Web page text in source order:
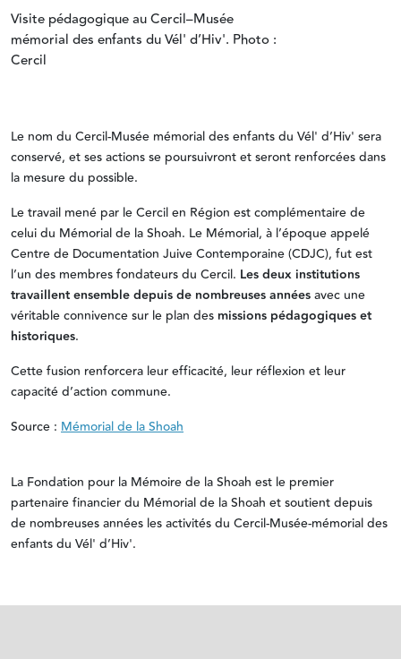
Visite pédagogique au Cercil–Musée
mémorial des enfants du Vél' d’Hiv'. Photo :
Cercil
Le nom du Cercil-Musée mémorial des enfants du Vél' d’Hiv' sera
conservé, et ses actions se poursuivront et seront renforcées dans
la mesure du possible.
Le travail mené par le Cercil en Région est complémentaire de
celui du Mémorial de la Shoah. Le Mémorial, à l’époque appelé
Centre de Documentation Juive Contemporaine (CDJC), fut est
l’un des membres fondateurs du Cercil. Les deux institutions
travaillent ensemble depuis de nombreuses annéesavec une
véritable connivence sur le plan desmissions pédagogiques et
historiques.
Cette fusion renforcera leur efficacité, leur réflexion et leur
capacité d’action commune.
Source : Mémorial de la Shoah
La Fondation pour la Mémoire de la Shoah est le premier
partenaire financier du Mémorial de la Shoah et soutient depuis
de nombreuses années les activités du Cercil-Musée-mémorial des
enfants du Vél' d’Hiv'.